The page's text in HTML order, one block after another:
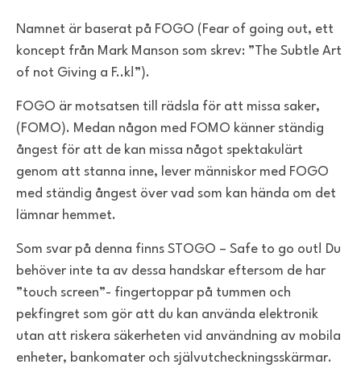
Namnet är baserat på FOGO (Fear of going out, ett
koncept från Mark Manson som skrev: ”The Subtle Art
of not Giving a F..k!”).
FOGO är motsatsen till rädsla för att missa saker,
(FOMO). Medan någon med FOMO känner ständig
ångest för att de kan missa något spektakulärt
genom att stanna inne, lever människor med FOGO
med ständig ångest över vad som kan hända om det
lämnar hemmet.
Som svar på denna finns STOGO – Safe to go out! Du
behöver inte ta av dessa handskar eftersom de har
”touch screen”- fingertoppar på tummen och
pekfingret som gör att du kan använda elektronik
utan att riskera säkerheten vid användning av mobila
enheter, bankomater och självutcheckningsskärmar.